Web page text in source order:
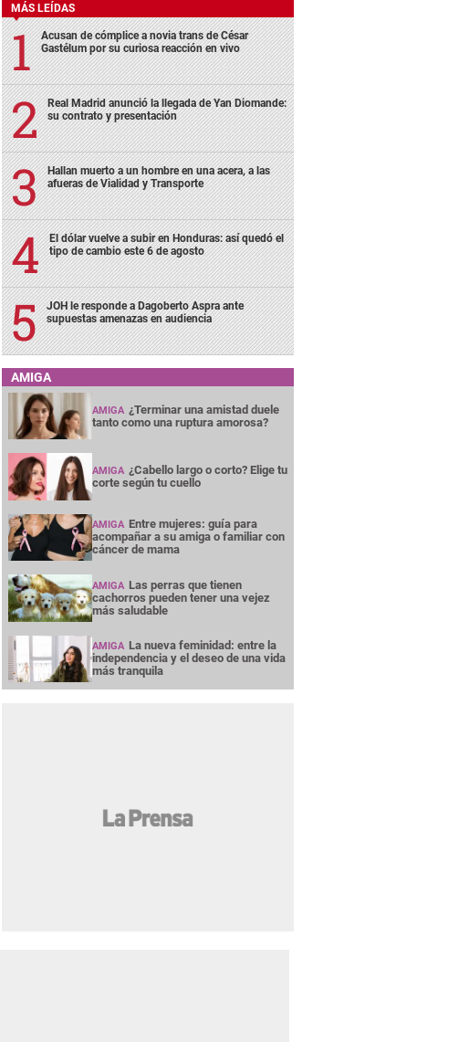
MÁS LEÍDAS
Acusan de cómplice a novia trans de César
Gastélum por su curiosa reacción en vivo
Real Madrid anunció la llegada de Yan Diomande:
su contrato y presentación
Hallan muerto a un hombre en una acera, a las
afueras de Vialidad y Transporte
El dólar vuelve a subir en Honduras: así quedó el
tipo de cambio este 6 de agosto
JOH le responde a Dagoberto Aspra ante
supuestas amenazas en audiencia
AMIGA
AMIGA ¿Terminar una amistad duele
tanto como una ruptura amorosa?
AMIGA ¿Cabello largo o corto? Elige tu
corte según tu cuello
AMIGA Entre mujeres: guía para
acompañar a su amiga o familiar con
cáncer de mama
AMIGA Las perras que tienen
cachorros pueden tener una vejez
más saludable
AMIGA La nueva feminidad: entre la
independencia y el deseo de una vida
más tranquila